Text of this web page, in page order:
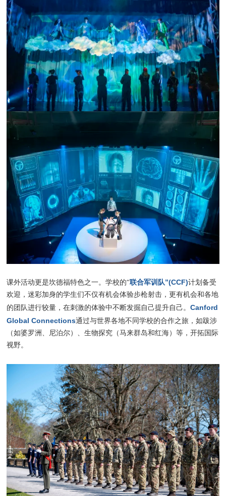
课外活动更是坎德福特色之一。学校的“联合军训队”(CCF)计划备受
欢迎，迷彩加身的学生们不仅有机会体验步枪射击，更有机会和各地
的团队进行较量，在刺激的体验中不断发掘自己提升自己。Canford
Global Connections通过与世界各地不同学校的合作之旅，如跋涉
（如婆罗洲、尼泊尔）、生物探究（马来群岛和红海）等，开拓国际
视野。